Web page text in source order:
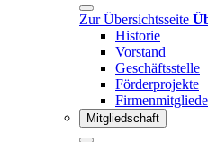
Zur Übersichtsseite
Historie
Vorstand
Geschäftsstelle
Förderprojekte
Mitgliedschaft